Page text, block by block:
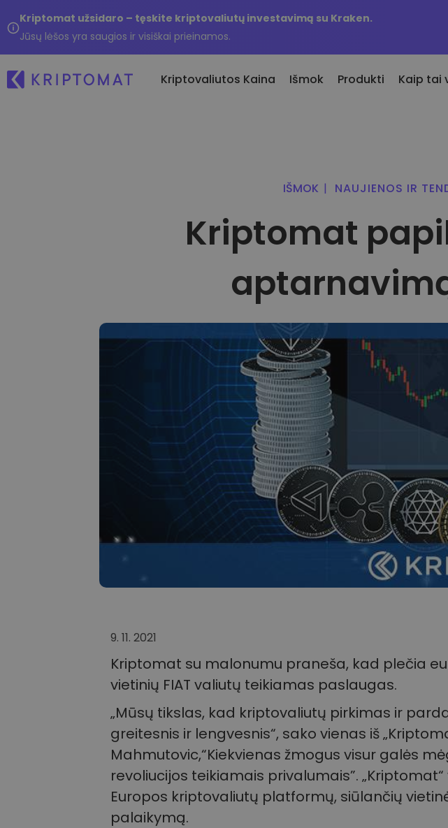
Kriptomat užsidaro – tęskite kriptovaliutų investavimą su Kraken.
Jūsų lėšos yra saugios ir visiškai prieinamos.
Kriptovaliutos Kaina
Ieškokite investavimo galimybių
Išmok Produkti
Daugiau nei 1000 porų variantų
Išmanieji portfeliai
Protingas būdas investuoti į
Kriptomat piniginė
Saugi ir paprasta kriptovaliutų
Investicijų tyrinėtojas
Rask savo kripto strategiją
Kaip tai
IŠMOK | NAUJIENOS IR
Kriptomat
9. 11. 2021
Kriptomat su malonumu praneša, kad plečia
vietinių FIAT valiutų teikiamas paslaugas.
„Mūsų tikslas, kad kriptovaliutų pirkimas ir
greitesnis ir lengvesnis“, sako vienas iš
Mahmutovic,“Kiekvienas žmogus visur galės
revoliucijos teikiamais privalumais”.
Europos kriptovaliutų platformų, siūlančių
palaikymą.